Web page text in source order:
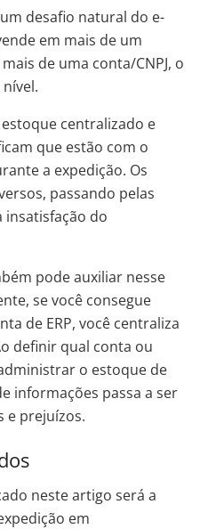
desafio natural do e-
em mais de um
de uma conta/CNPJ, o
centralizado e
que estão com o
a expedição. Os
passando pelas
insatisfação do
pode auxiliar nesse
se você consegue
de ERP, você centraliza
definir qual conta ou
o estoque de
informações passa a ser
e prejuízos.
neste artigo será a
em